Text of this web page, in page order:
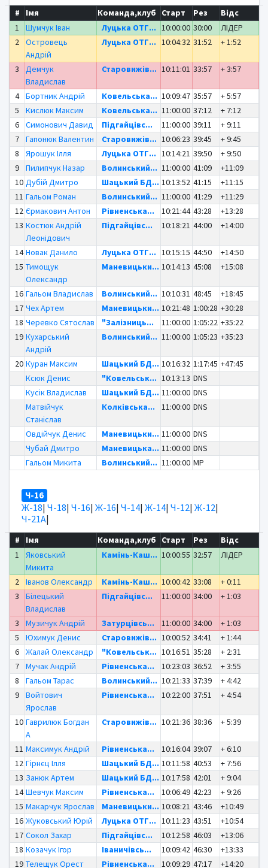
# Імя Команда,клуб Старт Рез
Відс
1
Шумчук Іван Луцька ОТГ... 10:00:00 30:00
ЛІДЕР
2
Островець
Андрій
Луцька ОТГ... 10:04:32 31:52 + 1:52
3
Демчук
Владислав
Старовижів... 10:11:01 33:57 + 3:57
4 Бортник Андрій Ковельська... 10:09:47 35:57
+ 5:57
5
Кислюк Максим Ковельська... 11:00:00 37:12
+ 7:12
6
Симонович Давид Підгайцівс... 11:00:00 39:11
+ 9:11
7
Гапонюк Валентин Старовижів... 10:06:23 39:45
+ 9:45
8
Ярошук Ілля Луцька ОТГ... 10:14:21 39:50
+ 9:50
9
Пилипчук Назар Волинський... 11:00:00 41:09
+11:09
10 Дубій Дмитро Шацький БД... 10:13:52 41:15
+11:15
11 Гальом Роман Волинський... 11:00:00 41:29
+11:29
12 Єрмакович Антон Рівненська... 10:21:44 43:28
+13:28
13 Костюк Андрій
Леонідович
Підгайцівс... 10:18:21 44:00 +14:00
14 Новак Данило Луцька ОТГ... 10:15:15 44:50
+14:50
15 Тимощук
Олександр
Маневицьки... 10:14:13 45:08 +15:08
16 Гальом Владислав Волинський... 10:10:31 48:45
+18:45
17 Чех Артем Маневицьки... 10:21:48 1:00:28 +30:28
18 Черевко Сятослав "Залізниць... 11:00:00 1:05:22 +35:22
19 Кухарський
Андрій
Волинський... 11:00:00 1:05:23 +35:23
20 Куран Максим Шацький БД... 10:16:32 1:17:45 +47:45
Ксюк Денис
"Ковельськ... 10:13:13 DNS
Кусік Владислав
Шацький БД... 11:00:00 DNS
Матвійчук
Станіслав
Колківська... 11:00:00 DNS
Овдійчук Денис Маневицьки... 11:00:00 DNS
Чубай Дмитро
Маневицька... 11:00:00 DNS
Гальом Микита
Волинський... 11:00:00 MP
Ч-16
Ж-18| Ч-18| Ч-16| Ж-16| Ч-14| Ж-14| Ч-12| Ж-12|
Ч-21А|
# Імя Команда,клуб Старт Рез
Відс
1
Яковський
Микита
Камінь-Каш... 10:00:55 32:57 ЛІДЕР
2 Іванов Олександр Камінь-Каш... 10:00:42 33:08
+ 0:11
3
Білецький
Владислав
Підгайцівс... 11:00:00 34:00 + 1:03
3 Музичук Андрій Затурцівсь... 11:00:00 34:00
+ 1:03
5
Юхимук Денис Старовижів... 10:00:52 34:41
+ 1:44
6
Жалай Олександр "Ковельськ... 10:16:51 35:28
+ 2:31
7
Мучак Андрій Рівненська... 10:23:03 36:52
+ 3:55
8
Гальом Тарас Волинський... 10:21:33 37:39
+ 4:42
9
Войтович
Ярослав
Рівненська... 10:22:00 37:51 + 4:54
10 Гаврилюк Богдан
А
Старовижів... 10:21:36 38:36 + 5:39
11 Максимук Андрій Рівненська... 10:16:04 39:07
+ 6:10
12 Гірнєц Ілля Шацький БД... 10:11:58 40:53
+ 7:56
13 Занюк Артем Шацький БД... 10:17:58 42:01
+ 9:04
14 Шевчук Максим Рівненська... 10:06:49 42:23
+ 9:26
15 Макарчук Ярослав Маневицьки... 10:08:21 43:46
+10:49
16 Жуковський Юрій Луцька ОТГ... 10:11:23 43:51
+10:54
17 Сокол Захар Підгайцівс... 10:12:58 46:03
+13:06
18 Козачук Ігор Іваничівсь... 10:09:42 46:30
+13:33
19 Телещук Орест Рівненська... 10:09:29 47:17 +14:20